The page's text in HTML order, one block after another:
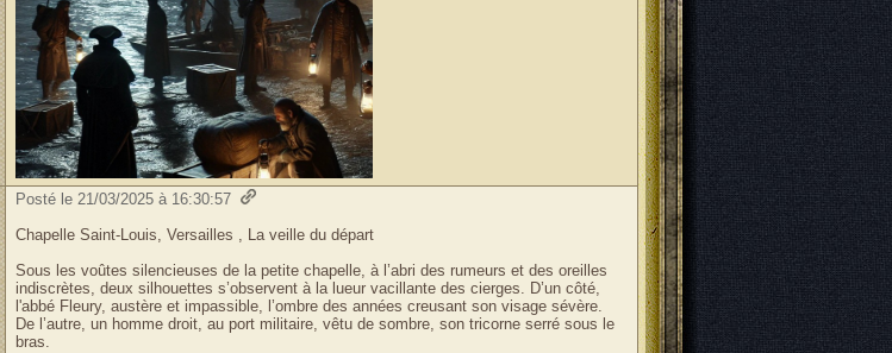
Posté le 21/03/2025 à 16:30:57
Chapelle Saint-Louis, Versailles , La veille du départ
Sous les voûtes silencieuses de la petite chapelle, à l’abri des rumeurs et des oreilles
indiscrètes, deux silhouettes s’observent à la lueur vacillante des cierges. D’un côté,
l'abbé Fleury, austère et impassible, l’ombre des années creusant son visage sévère.
De l’autre, un homme droit, au port militaire, vêtu de sombre, son tricorne serré sous le
bras.